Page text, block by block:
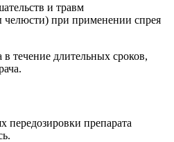
и травм
челюсти) при применении спрея
течение длительных сроков,
передозировки препарата